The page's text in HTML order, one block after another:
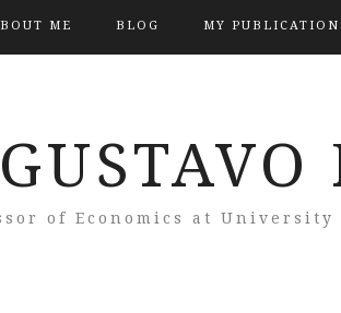
ME BLOG MY
GUSTAVO
of Economics at University